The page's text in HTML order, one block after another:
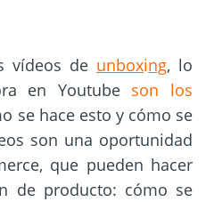
vídeos de unboxing, lo
en Youtube son los
se hace esto y cómo se
son una oportunidad
que pueden hacer
de producto: cómo se